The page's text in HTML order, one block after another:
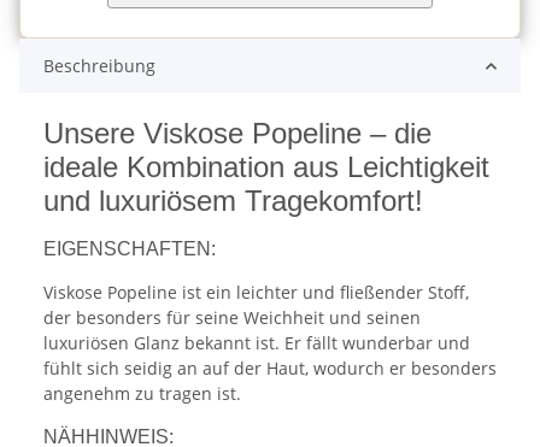
Beschreibung
Unsere Viskose Popeline – die
ideale Kombination aus Leichtigkeit
und luxuriösem Tragekomfort!
EIGENSCHAFTEN:
Viskose Popeline ist ein leichter und fließender Stoff,
der besonders für seine Weichheit und seinen
luxuriösen Glanz bekannt ist. Er fällt wunderbar und
fühlt sich seidig an auf der Haut, wodurch er besonders
angenehm zu tragen ist.
NÄHHINWEIS: